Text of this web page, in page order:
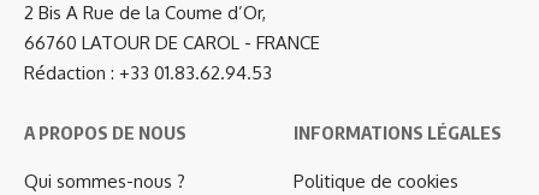
2 Bis A Rue de la Coume d’Or,
66760 LATOUR DE CAROL - FRANCE
Rédaction : +33 01.83.62.94.53
A PROPOS DE NOUS
Qui sommes-nous ?
INFORMATIONS LÉGALES
Politique de cookies